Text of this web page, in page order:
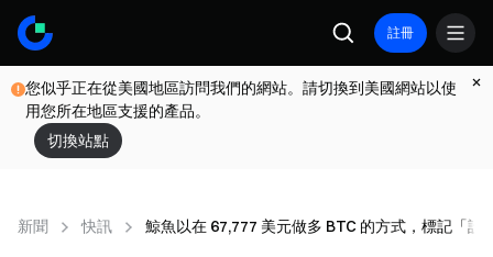
註冊
您似乎正在從美國地區訪問我們的網站。請切換到美國網站以使
用您所在地區支援的產品。
切換站點
新聞 快訊 鯨魚以在 67,777 美元做多 BTC 的方式，標記「